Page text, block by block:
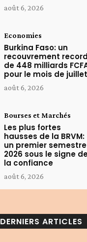
août 6, 2026
Economies
Burkina Faso: un
recouvrement record
de 448 milliards
pour le mois de juillet
août 6, 2026
Bourses et Marchés
Les plus fortes
hausses de la BRVM:
un premier semestre
2026 sous le signe
la confiance
août 6, 2026
DERNIERS ARTICLES